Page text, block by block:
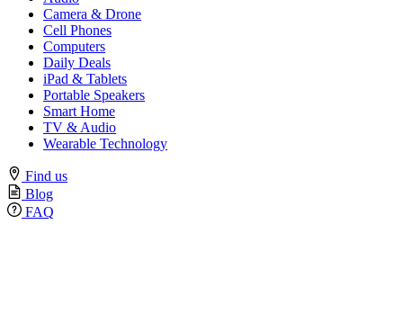
Camera & Drone
Cell Phones
Computers
Daily Deals
iPad & Tablets
Portable Speakers
Smart Home
TV & Audio
Wearable Technology
Find us
Blog
FAQ